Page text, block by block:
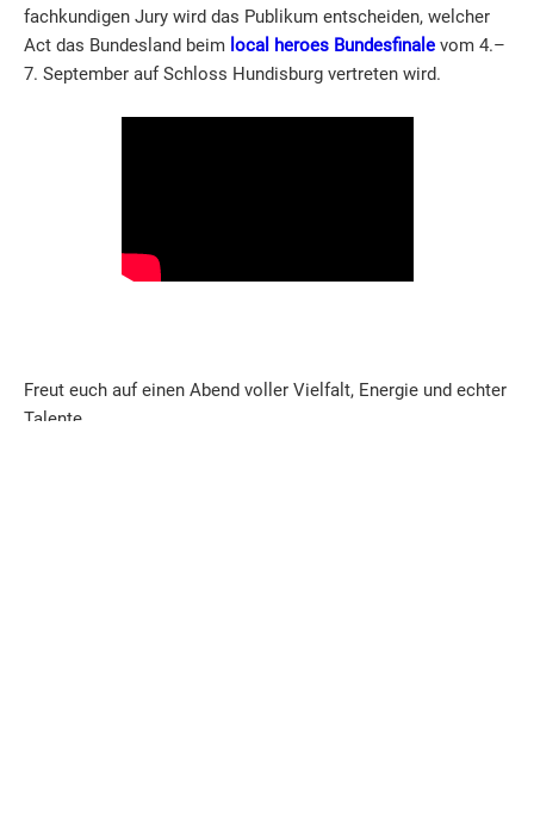
fachkundigen Jury wird das Publikum entscheiden, welcher
Act das Bundesland beim local heroes Bundesfinale vom 4.–
7. September auf Schloss Hundisburg vertreten wird.
Freut euch auf einen Abend voller Vielfalt, Energie und echter
Talente.